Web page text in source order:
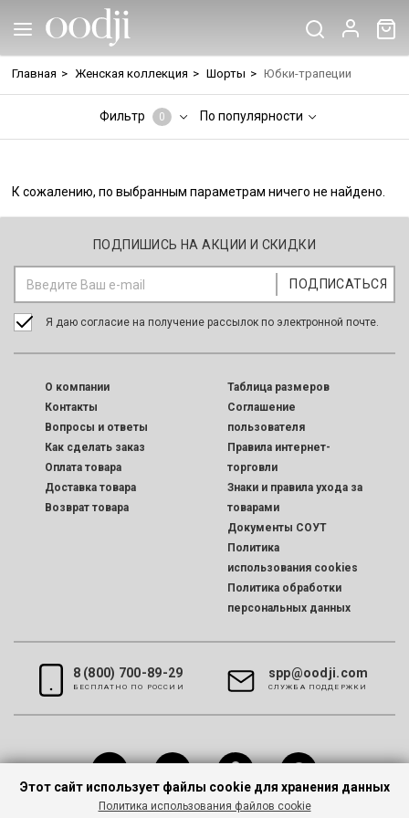
Главная > Женская коллекция > Шорты > Юбки-трапеции
Фильтр 0 По популярности
К сожалению, по выбранным параметрам ничего не найдено.
ПОДПИШИСЬ НА АКЦИИ И СКИДКИ
Я даю согласие на получение рассылок по электронной почте.
O компании
Контакты
Вопросы и ответы
Как сделать заказ
Оплата товара
Доставка товара
Возврат товара
Таблица размеров
Соглашение
пользователя
Правила интернет-
торговли
Знаки и правила ухода за
товарами
Документы СОУТ
Политика
использования cookies
Политика обработки
персональных данных
8 (800) 700-89-29
БЕСПЛАТНО ПО РОССИИ
spp@oodji.com
CЛУЖБА ПОДДЕРЖКИ
Этот сайт использует файлы cookie для хранения данных
Политика использования файлов cookie